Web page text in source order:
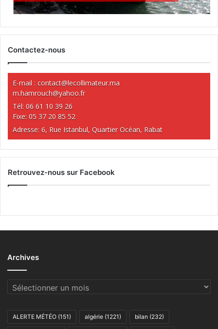
Contactez-nous
E-mail : contact@lecollimateur.ma
m.hamrouch@yahoo.fr
Tél: 06 61 10 39 26
Fixe: 05 37 20 85 52
Adresse: 6, Rue Istanbul, Quartier Océan, Rabat
Retrouvez-nous sur Facebook
Archives
Archives
ALERTE MÉTÉO (151) algérie (1221) bilan (232)